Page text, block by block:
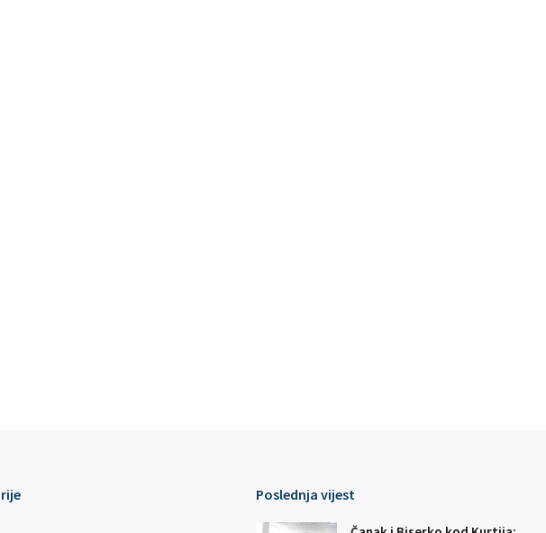
Poslednja vijest